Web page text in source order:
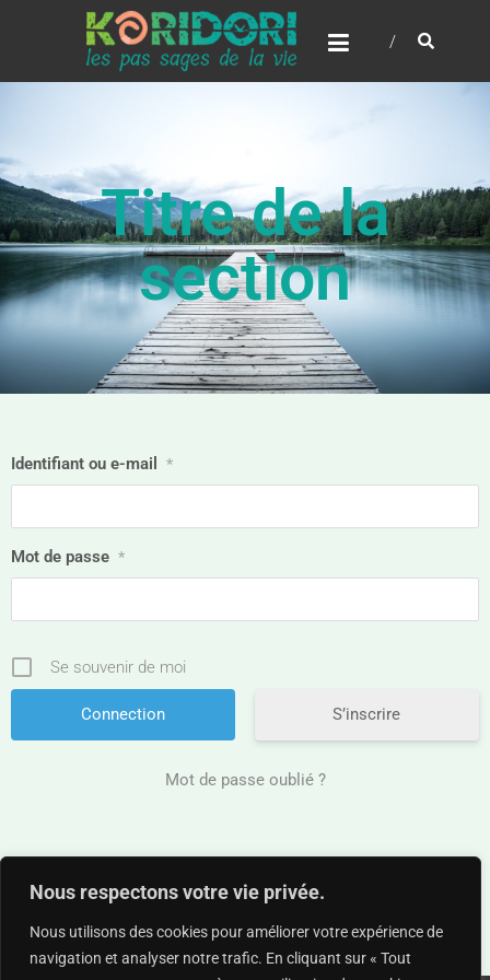
Nous respectons votre vie privée.
Nous utilisons des cookies pour améliorer votre expérience de
navigation et analyser notre trafic. En cliquant sur « Tout
Titre de la
section
Identifiant ou e-mail *
Mot de passe *
Se souvenir de moi
S’inscrire
Mot de passe oublié ?